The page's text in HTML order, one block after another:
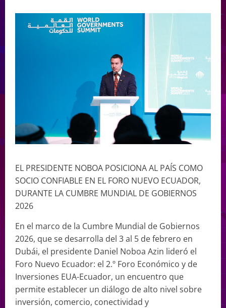
EL PRESIDENTE NOBOA POSICIONA AL PAÍS COMO
SOCIO CONFIABLE EN EL FORO NUEVO ECUADOR,
DURANTE LA CUMBRE MUNDIAL DE GOBIERNOS
2026
En el marco de la Cumbre Mundial de Gobiernos
2026, que se desarrolla del 3 al 5 de febrero en
Dubái, el presidente Daniel Noboa Azin lideró el
Foro Nuevo Ecuador: el 2.º Foro Económico y de
Inversiones EUA-Ecuador, un encuentro que
permite establecer un diálogo de alto nivel sobre
inversión, comercio, conectividad y